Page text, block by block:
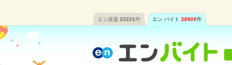
エン派遣 23221件 エン バイト 28905件